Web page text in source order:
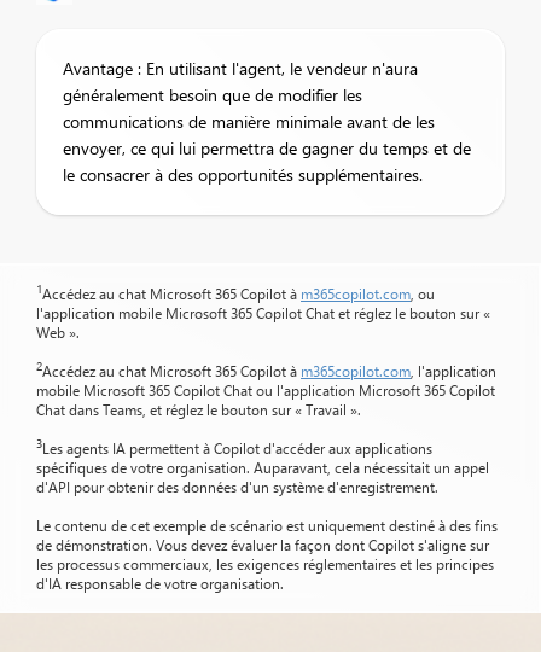
Avantage : En utilisant l'agent, le vendeur n'aura
généralement besoin que de modifier les
communications de manière minimale avant de les
envoyer, ce qui lui permettra de gagner du temps et de
le consacrer à des opportunités supplémentaires.
1Accédez au chat Microsoft 365 Copilot à m365copilot.com , ou
l'application mobile Microsoft 365 Copilot Chat et réglez le bouton sur «
Web ».
2Accédez au chat Microsoft 365 Copilot à m365copilot.com , l'application
mobile Microsoft 365 Copilot Chat ou l'application Microsoft 365 Copilot
Chat dans Teams, et réglez le bouton sur « Travail ».
3Les agents IA permettent à Copilot d'accéder aux applications
spécifiques de votre organisation. Auparavant, cela nécessitait un appel
d'API pour obtenir des données d'un système d'enregistrement.
Le contenu de cet exemple de scénario est uniquement destiné à des fins
de démonstration. Vous devez évaluer la façon dont Copilot s'aligne sur
les processus commerciaux, les exigences réglementaires et les principes
d'IA responsable de votre organisation.